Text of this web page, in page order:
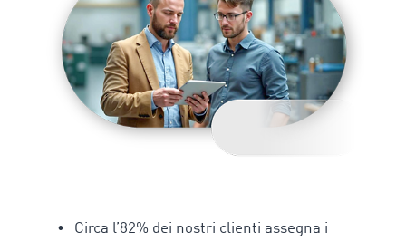
Circa l’82% dei nostri clienti assegna i